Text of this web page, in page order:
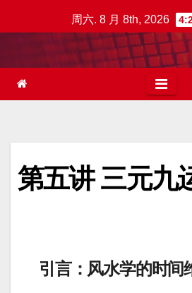
至
周六. 8 月 8th, 2026
第五讲 三元九
引言：风水学的时间